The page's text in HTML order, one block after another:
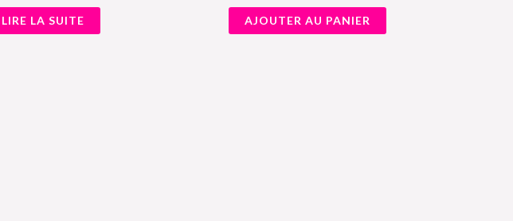
LIRE LA SUITE AJOUTER AU PANIER